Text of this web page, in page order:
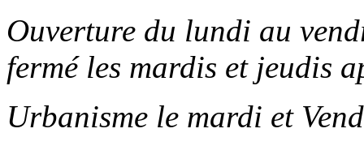
Ouverture du lundi au
fermé les mardis et jeudis
Urbanisme le mardi et